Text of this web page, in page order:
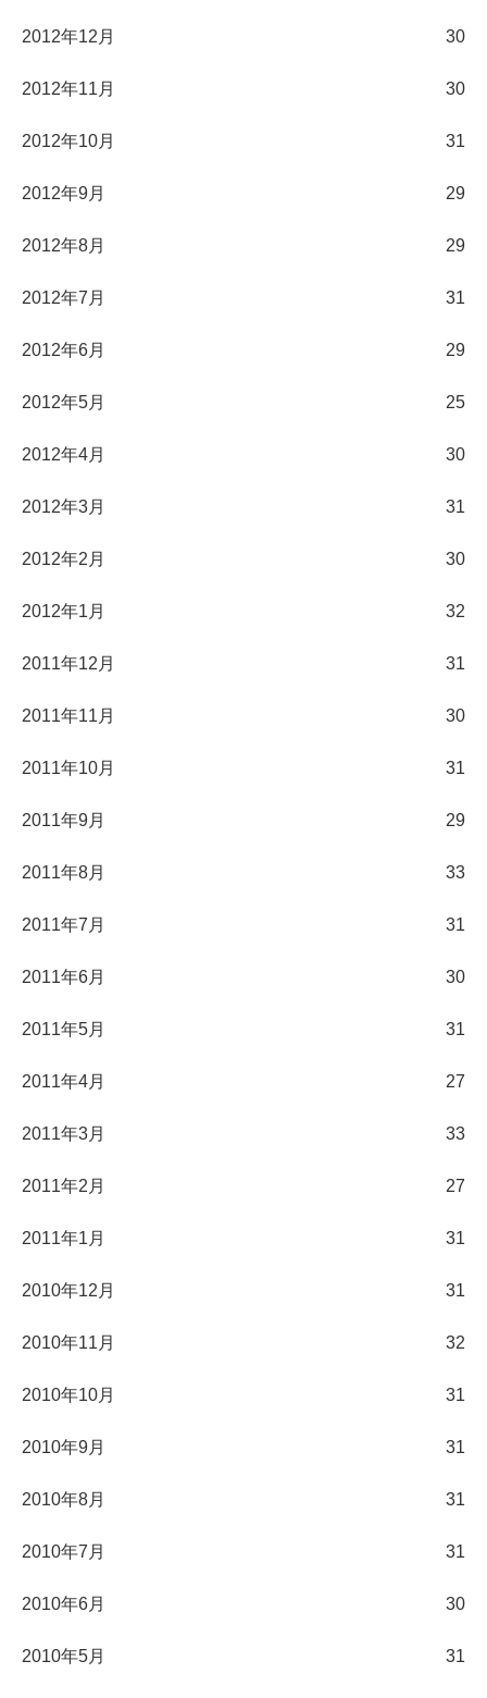
2012年12月 30
2012年11月 30
2012年10月 31
2012年9月 29
2012年8月 29
2012年7月 31
2012年6月 29
2012年5月 25
2012年4月 30
2012年3月 31
2012年2月 30
2012年1月 32
2011年12月 31
2011年11月 30
2011年10月 31
2011年9月 29
2011年8月 33
2011年7月 31
2011年6月 30
2011年5月 31
2011年4月 27
2011年3月 33
2011年2月 27
2011年1月 31
2010年12月 31
2010年11月 32
2010年10月 31
2010年9月 31
2010年8月 31
2010年7月 31
2010年6月 30
2010年5月 31